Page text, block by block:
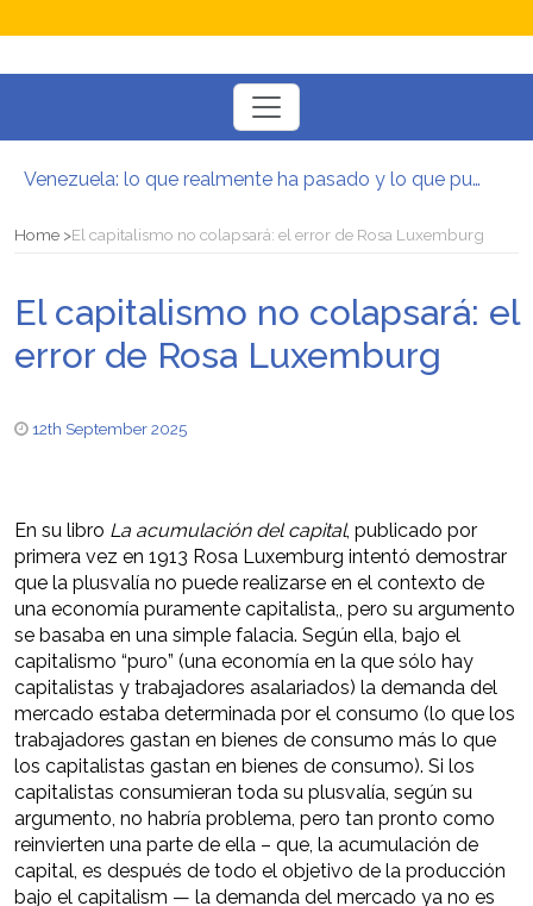
Toggle
navigation
El mito de la hoz y el martillo
Postura oportunista trotskista
Home El capitalismo no colapsará: el error de Rosa Luxemburg
El capitalismo no colapsará: el
error de Rosa Luxemburg
12th September 2025
En su libro La acumulación del capital, publicado por
primera vez en 1913 Rosa Luxemburg intentó demostrar
que la plusvalía no puede realizarse en el contexto de
una economía puramente capitalista,, pero su argumento
se basaba en una simple falacia. Según ella, bajo el
capitalismo “puro” (una economía en la que sólo hay
capitalistas y trabajadores asalariados) la demanda del
mercado estaba determinada por el consumo (lo que los
trabajadores gastan en bienes de consumo más lo que
los capitalistas gastan en bienes de consumo). Si los
capitalistas consumieran toda su plusvalía, según su
argumento, no habría problema, pero tan pronto como
reinvierten una parte de ella – que, la acumulación de
capital, es después de todo el objetivo de la producción
bajo el capitalism — la demanda del mercado ya no es